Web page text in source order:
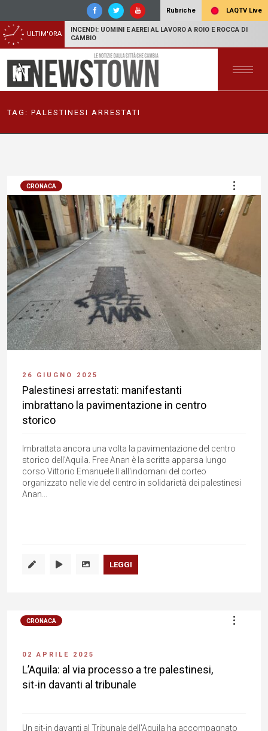
Rubriche LAQTV Live
ULTIM'ORA
INCENDI: UOMINI E AEREI AL LAVORO A ROIO E ROCCA DI
CAMBIO
TAG: PALESTINESI ARRESTATI
CRONACA
26 GIUGNO 2025
Palestinesi arrestati: manifestanti
imbrattano la pavimentazione in centro
storico
Imbrattata ancora una volta la pavimentazione del centro
storico dell'Aquila. Free Anan è la scritta apparsa lungo
corso Vittorio Emanuele II all'indomani del corteo
organizzato nelle vie del centro in solidarietà dei palestinesi
Anan...
LEGGI
CRONACA
02 APRILE 2025
L’Aquila: al via processo a tre palestinesi,
sit-in davanti al tribunale
Un sit-in davanti al Tribunale dell'Aquila ha accompagnato